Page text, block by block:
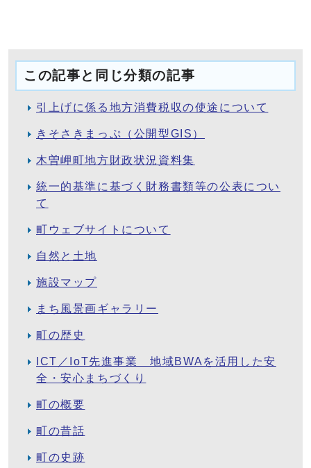
この記事と同じ分類の記事
引上げに係る地方消費税収の使途について
きそさきまっぷ（公開型GIS）
木曽岬町地方財政状況資料集
統一的基準に基づく財務書類等の公表につい
て
町ウェブサイトについて
自然と土地
施設マップ
まち風景画ギャラリー
町の歴史
ICT／IoT先進事業 地域BWAを活用した安
全・安心まちづくり
町の概要
町の昔話
町の史跡